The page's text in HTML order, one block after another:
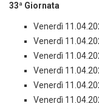
33ª Giornata
Venerdì
Venerdì
Venerdì
Venerdì
Venerdì
Venerdì